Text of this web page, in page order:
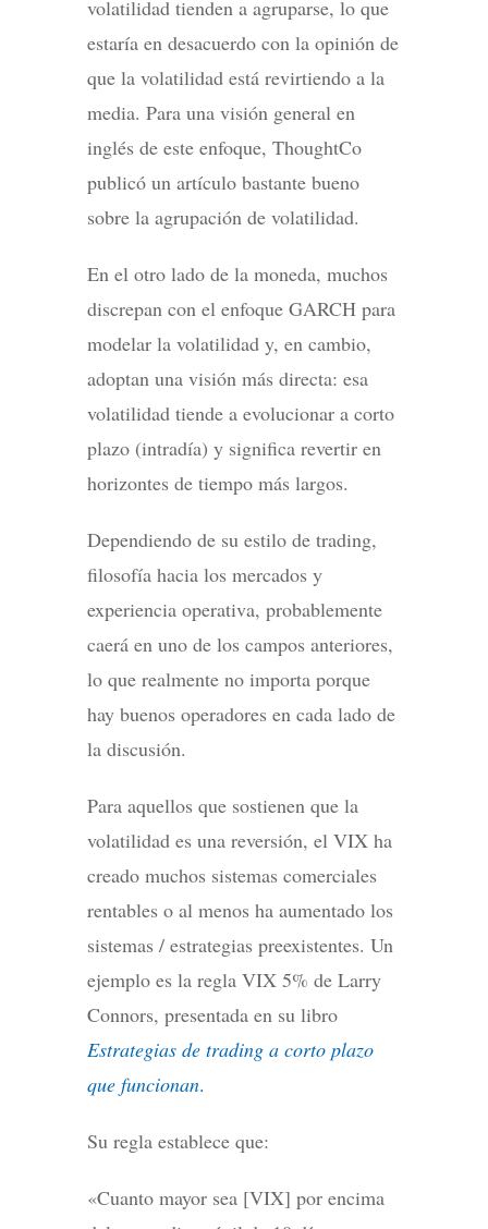
volatilidad tienden a agruparse, lo que
estaría en desacuerdo con la opinión de
que la volatilidad está revirtiendo a la
media. Para una visión general en
inglés de este enfoque, ThoughtCo
publicó un artículo bastante bueno
sobre la agrupación de volatilidad.
En el otro lado de la moneda, muchos
discrepan con el enfoque GARCH para
modelar la volatilidad y, en cambio,
adoptan una visión más directa: esa
volatilidad tiende a evolucionar a corto
plazo (intradía) y significa revertir en
horizontes de tiempo más largos.
Dependiendo de su estilo de trading,
filosofía hacia los mercados y
experiencia operativa, probablemente
caerá en uno de los campos anteriores,
lo que realmente no importa porque
hay buenos operadores en cada lado de
la discusión.
Para aquellos que sostienen que la
volatilidad es una reversión, el VIX ha
creado muchos sistemas comerciales
rentables o al menos ha aumentado los
sistemas / estrategias preexistentes. Un
ejemplo es la regla VIX 5% de Larry
Connors, presentada en su libro
Estrategias de trading a corto plazo
que funcionan.
Su regla establece que:
«Cuanto mayor sea [VIX] por encima